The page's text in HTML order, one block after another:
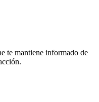
te mantiene informado de